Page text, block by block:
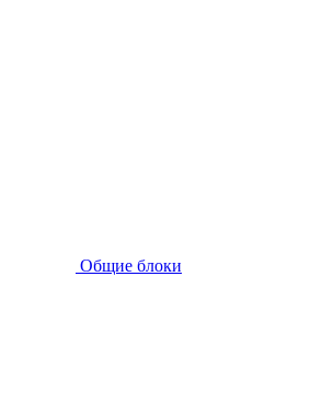
Общие блоки